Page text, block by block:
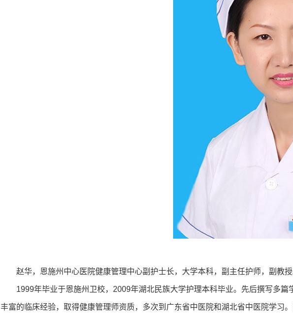
赵华，恩施州中心医院健康管理中心副护士长，大学本科，副主任护师，副教
1999年毕业于恩施州卫校，2009年湖北民族大学护理本科毕业。先后撰写多
丰富的临床经验，取得健康管理师资质，多次到广东省中医院和湖北省中医院学习